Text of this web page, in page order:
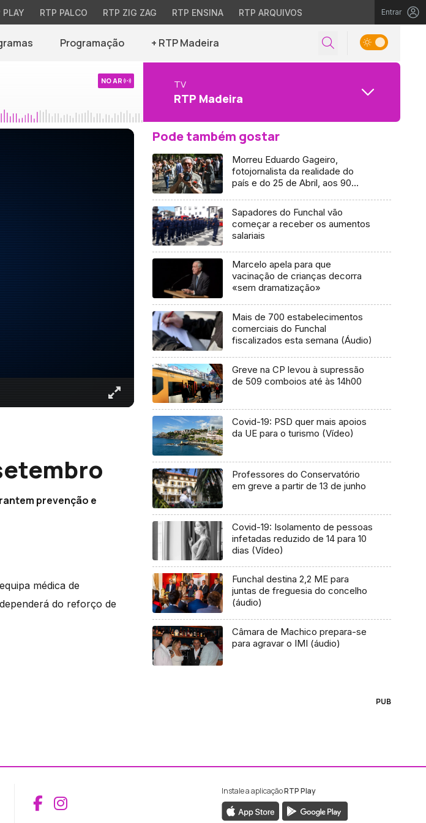
PLAY RTP PALCO RTP ZIG ZAG RTP ENSINA RTP ARQUIVOS Entrar
Programação + RTP Madeira
NO AR TV
RTP Madeira
prevenção e
médica de
do reforço de
Pode também gostar
Morreu Eduardo Gageiro,
fotojornalista da realidade do
país e do 25 de Abril, aos 90
Sapadores do Funchal vão
começar a receber os aumentos
salariais
Marcelo apela para que
vacinação de crianças decorra
«sem dramatização»
Mais de 700 estabelecimentos
comerciais do Funchal
fiscalizados esta semana (Áudio)
Greve na CP levou à supressão
de 509 comboios até às 14h00
Covid-19: PSD quer mais apoios
da UE para o turismo (Vídeo)
Professores do Conservatório
em greve a partir de 13 de junho
Covid-19: Isolamento de pessoas
infetadas reduzido de 14 para 10
dias (Vídeo)
Funchal destina 2,2 ME para
juntas de freguesia do concelho
(áudio)
Câmara de Machico prepara-se
para agravar o IMI (áudio)
PUB
Aceder ao Facebook da RTP Madeira
Aceder ao Instagram da RTP Madeira
Instale a aplicaçãoRTP Play